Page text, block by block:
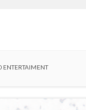
ENTERTAIMENT